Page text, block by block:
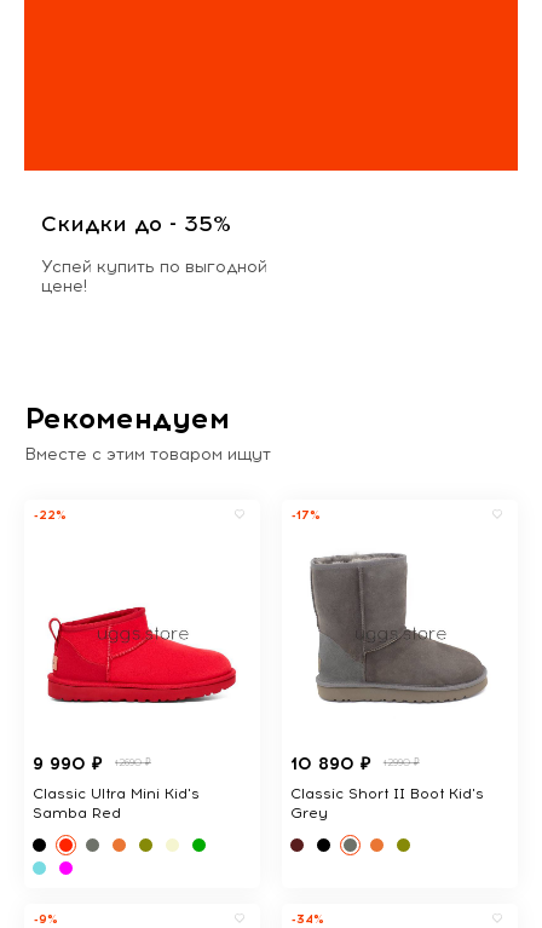
Скидки до - 35%
Успей купить по выгодной
цене!
Рекомендуем
Вместе с этим товаром ищут
-22%
9 990 ₽ 12690 ₽
Classic Ultra Mini Kid's
Samba Red
-17%
10 890 ₽ 12990 ₽
Classic Short II Boot Kid's
Grey
-9% -34%